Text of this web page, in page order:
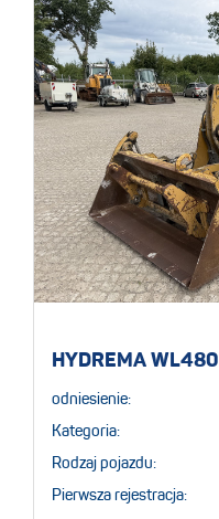
HYDREMA WL480
odniesienie:
Kategoria:
Rodzaj pojazdu:
Pierwsza rejestracja: